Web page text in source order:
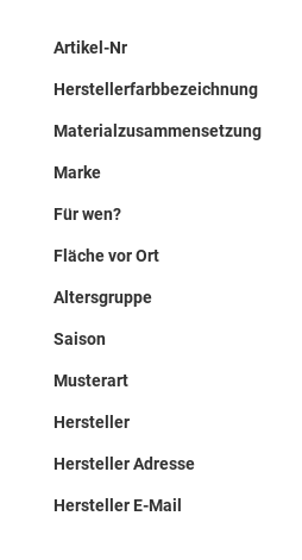
Mehr
Artikel-Nr
Herstellerfarbbezeichnung
Materialzusammensetzung
Marke
Für wen?
Fläche vor Ort
Altersgruppe
Saison
Musterart
Hersteller
Hersteller Adresse
Hersteller E-Mail